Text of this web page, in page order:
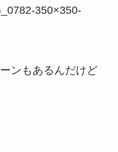
350×350-
ンもあるんだけど